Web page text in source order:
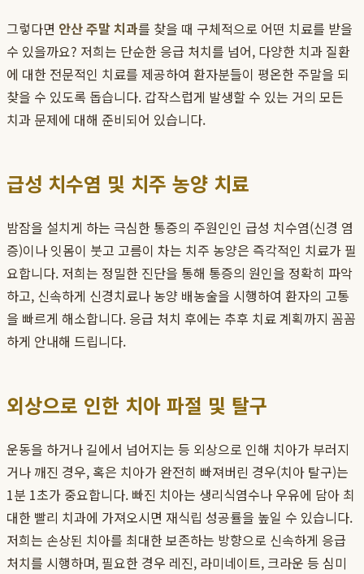
그렇다면 안산 주말 치과를 찾을 때 구체적으로 어떤 치료를 받을
수 있을까요? 저희는 단순한 응급 처치를 넘어, 다양한 치과 질환
에 대한 전문적인 치료를 제공하여 환자분들이 평온한 주말을 되
찾을 수 있도록 돕습니다. 갑작스럽게 발생할 수 있는 거의 모든
치과 문제에 대해 준비되어 있습니다.
급성 치수염 및 치주 농양 치료
밤잠을 설치게 하는 극심한 통증의 주원인인 급성 치수염(신경 염
증)이나 잇몸이 붓고 고름이 차는 치주 농양은 즉각적인 치료가 필
요합니다. 저희는 정밀한 진단을 통해 통증의 원인을 정확히 파악
하고, 신속하게 신경치료나 농양 배농술을 시행하여 환자의 고통
을 빠르게 해소합니다. 응급 처치 후에는 추후 치료 계획까지 꼼꼼
하게 안내해 드립니다.
외상으로 인한 치아 파절 및 탈구
운동을 하거나 길에서 넘어지는 등 외상으로 인해 치아가 부러지
거나 깨진 경우, 혹은 치아가 완전히 빠져버린 경우(치아 탈구)는
1분 1초가 중요합니다. 빠진 치아는 생리식염수나 우유에 담아 최
대한 빨리 치과에 가져오시면 재식립 성공률을 높일 수 있습니다.
저희는 손상된 치아를 최대한 보존하는 방향으로 신속하게 응급
처치를 시행하며, 필요한 경우 레진, 라미네이트, 크라운 등 심미